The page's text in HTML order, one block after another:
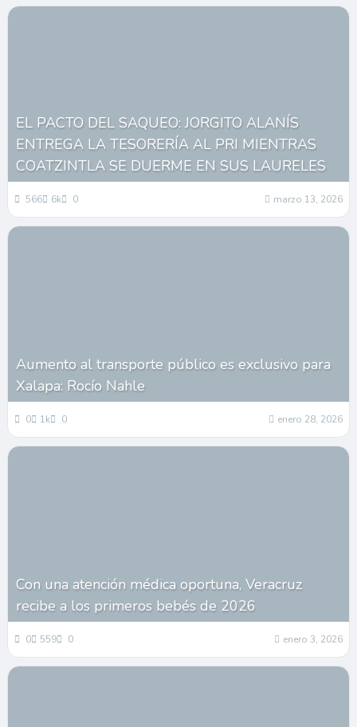
EL PACTO DEL SAQUEO: JORGITO ALANÍS
ENTREGA LA TESORERÍA AL PRI MIENTRAS
COATZINTLA SE DUERME EN SUS LAURELES
566 6k 0 marzo 13, 2026
Aumento al transporte público es exclusivo para
Xalapa: Rocío Nahle
0 1k 0 enero 28, 2026
Con una atención médica oportuna, Veracruz
recibe a los primeros bebés de 2026
0 559 0 enero 3, 2026